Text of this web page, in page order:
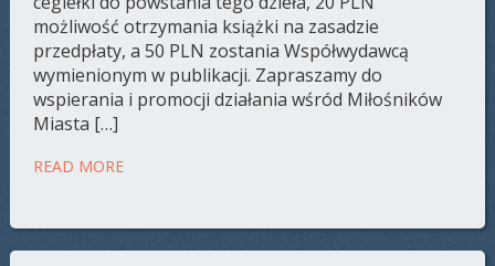
możliwość otrzymania książki na zasadzie
przedpłaty, a 50 PLN zostania Współwydawcą
wymienionym w publikacji. Zapraszamy do
wspierania i promocji działania wśród Miłośników
Miasta […]
READ MORE